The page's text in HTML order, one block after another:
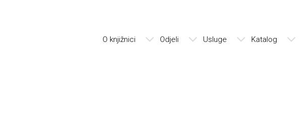
O knjižnici Odjeli Usluge Katalog